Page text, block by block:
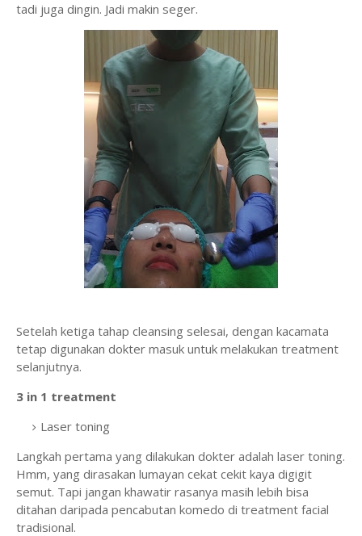
tadi juga dingin. Jadi makin seger.
Setelah ketiga tahap cleansing selesai, dengan kacamata
tetap digunakan dokter masuk untuk melakukan treatment
selanjutnya.
3 in 1 treatment
Laser toning
Langkah pertama yang dilakukan dokter adalah laser toning.
Hmm, yang dirasakan lumayan cekat cekit kaya digigit
semut. Tapi jangan khawatir rasanya masih lebih bisa
ditahan daripada pencabutan komedo di treatment facial
tradisional.